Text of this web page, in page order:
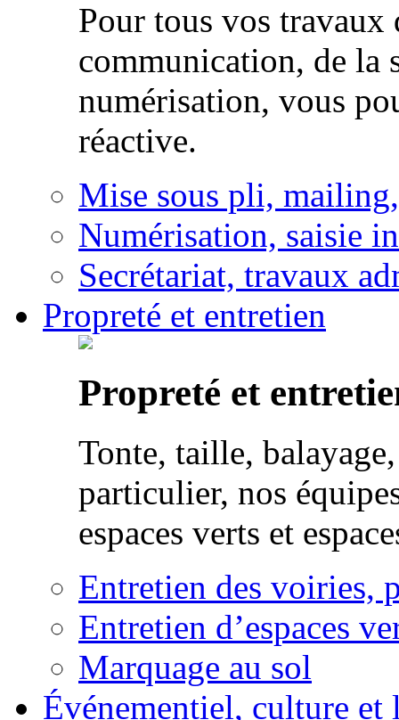
Pour tous vos travaux
communication, de la
numérisation, vous
réactive.
Mise sous pli,
Numérisation, saisie
Secrétariat, travaux
Propreté et entretien
Propreté et
Tonte, taille,
particulier, nos
espaces verts et
Entretien des voiries,
Entretien d’espaces
Marquage au sol
Événementiel, culture et